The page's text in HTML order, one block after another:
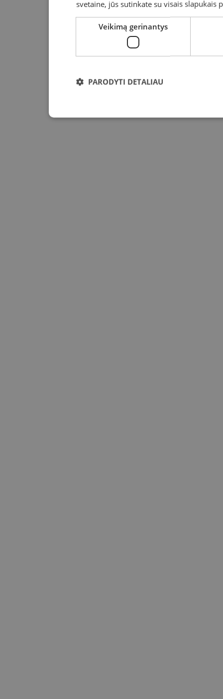
svetaine, jūs sutinkate su visais
Veikimą gerinantys
PARODYTI DETALIAU